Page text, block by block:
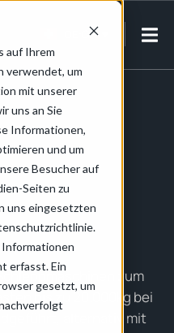
auf Ihrem
verwendet, um
mit unserer
uns an Sie
Informationen,
und um
Besucher auf
Seiten zu
uns eingesetzten
Informationen
erfasst. Ein
gesetzt, um
DE-CH
zum
bis zu 20.000kg bei
alternativ mit